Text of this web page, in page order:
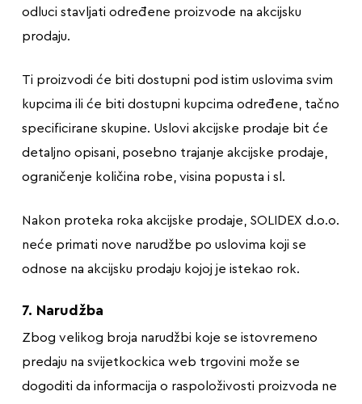
odluci stavljati određene proizvode na akcijsku
prodaju.
Ti proizvodi će biti dostupni pod istim uslovima svim
kupcima ili će biti dostupni kupcima određene, tačno
specificirane skupine. Uslovi akcijske prodaje bit će
detaljno opisani, posebno trajanje akcijske prodaje,
ograničenje količina robe, visina popusta i sl.
Nakon proteka roka akcijske prodaje, SOLIDEX d.o.o.
neće primati nove narudžbe po uslovima koji se
odnose na akcijsku prodaju kojoj je istekao rok.
7. Narudžba
Zbog velikog broja narudžbi koje se istovremeno
predaju na svijetkockica web trgovini može se
dogoditi da informacija o raspoloživosti proizvoda ne